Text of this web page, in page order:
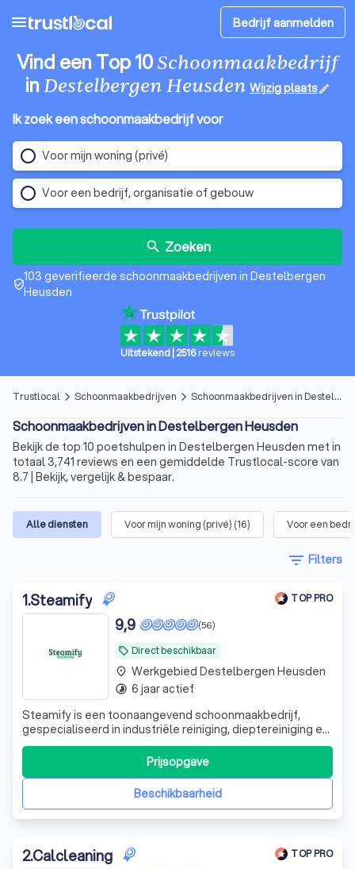
menu Bedrijf aanmelden
Vind een Top 10Schoonmaakbedrijf
inDestelbergen Heusden Wijzig plaatsedit
Ik zoek een schoonmaakbedrijf voor
Voor mijn woning (privé)
Voor een bedrijf, organisatie of gebouw
search Zoeken
verified_user
103 geverifieerde schoonmaakbedrijven in Destelbergen
Heusden
Uitstekend 2516reviews
Trustlocal arrow_forward_ios Schoonmaakbedrijven arrow_forward_ios Schoonmaakbedrijven in Destelbergen Heusden
Schoonmaakbedrijven in Destelbergen Heusden
Bekijk de top 10 poetshulpen in Destelbergen Heusden met in
totaal 3,741 reviews en een gemiddelde Trustlocal-score van
8.7 | Bekijk, vergelijk & bespaar.
Alle diensten Voor mijn woning (privé) (16) Voor een
filter_list Filters
1.Steamify TOP PRO
local_offer Direct beschikbaar
(56)
9,9
Steamify is een toonaangevend schoonmaakbedrijf,
gespecialiseerd in industriële reiniging, dieptereiniging en
ontstoffingswerken. Met een passie voor orde, netheid en
kwaliteit bieden wij gespecialiseerde
schoonmaakoplossingen voor bedrijven in de
voedingsindustrie, horeca, grootkeukens, koel- en vr
Beschikbaarheid
Prijsopgave
place Werkgebied Destelbergen Heusden
timelapse 6 jaar actief
2.Calcleaning TOP PRO